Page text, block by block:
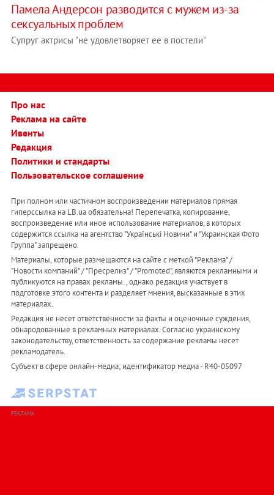
Памела Андерсон разводится с мужем из-за
сексуальных проблем
Супруг актрисы "не удовлетворяет ее в постели"
Про нас
Реклама на сайте
Ивенты
Редакция
Политики и стандарты
Пользовательское соглашение
При полном или частичном воспроизведении материалов прямая
гиперссылка на LB.ua обязательна! Перепечатка, копирование,
воспроизведение или иное использование материалов, в которых
содержится ссылка на агентство "Українськi Новини" и "Украинская Фото
Группа" запрещено.
Материалы, которые размещаются на сайте с меткой "Реклама" /
"Новости компаний" / "Пресрелиз" / "Promoted", являются рекламными и
публикуются на правах рекламы. , однако редакция участвует в
подготовке этого контента и разделяет мнения, высказанные в этих
материалах.
Редакция не несет ответственности за факты и оценочные суждения,
обнародованные в рекламных материалах. Согласно украинскому
законодательству, ответственность за содержание рекламы несет
рекламодатель.
Субъект в сфере онлайн-медиа; идентификатор медиа - R40-05097
РЕКЛАМА